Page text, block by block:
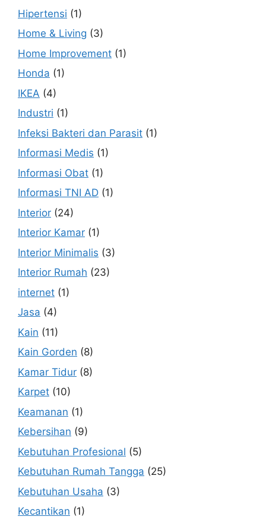
Hipertensi (1)
Home & Living (3)
Home Improvement (1)
Honda (1)
IKEA (4)
Industri (1)
Infeksi Bakteri dan Parasit (1)
Informasi Medis (1)
Informasi Obat (1)
Informasi TNI AD (1)
Interior (24)
Interior Kamar (1)
Interior Minimalis (3)
Interior Rumah (23)
internet (1)
Jasa (4)
Kain (11)
Kain Gorden (8)
Kamar Tidur (8)
Karpet (10)
Keamanan (1)
Kebersihan (9)
Kebutuhan Profesional (5)
Kebutuhan Rumah Tangga (25)
Kebutuhan Usaha (3)
Kecantikan (1)